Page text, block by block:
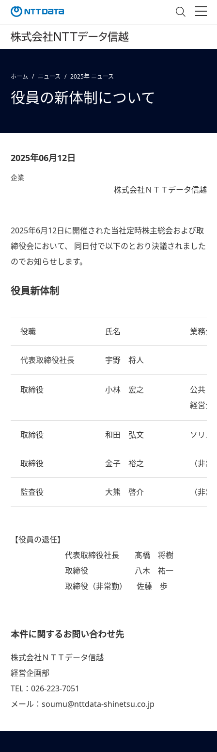
ホーム ニュース 2025年 ニュース
役員の新体制について
2025年06月12日
企業
株式会社ＮＴＴデータ信越
2025年6月12日に開催された当社定時株主総会および取
締役会において、 同日付で以下のとおり決議されました
のでお知らせします。
役員新体制
役職 氏名 業務分
代表取締役社長 宇野 将人
取締役 小林 宏之
公共・
経営企
取締役 和田 弘文 ソリュ
取締役 金子 裕之 （非常
監査役 大熊 啓介 （非常
【役員の退任】
代表取締役社長 髙橋 将樹
取締役 八木 祐一
取締役（非常勤） 佐藤 歩
本件に関するお問い合わせ先
株式会社ＮＴＴデータ信越
経営企画部
TEL：026-223-7051
メール：soumu@nttdata-shinetsu.co.jp